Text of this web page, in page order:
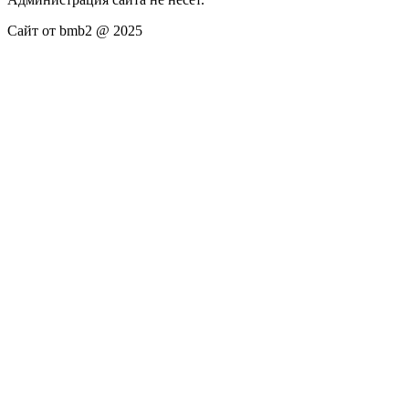
Сайт от bmb2 @ 2025